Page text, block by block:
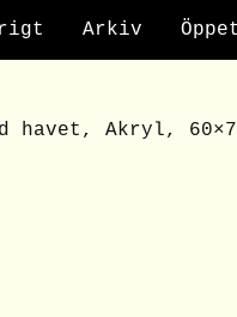
Arkiv
havet, Akryl,